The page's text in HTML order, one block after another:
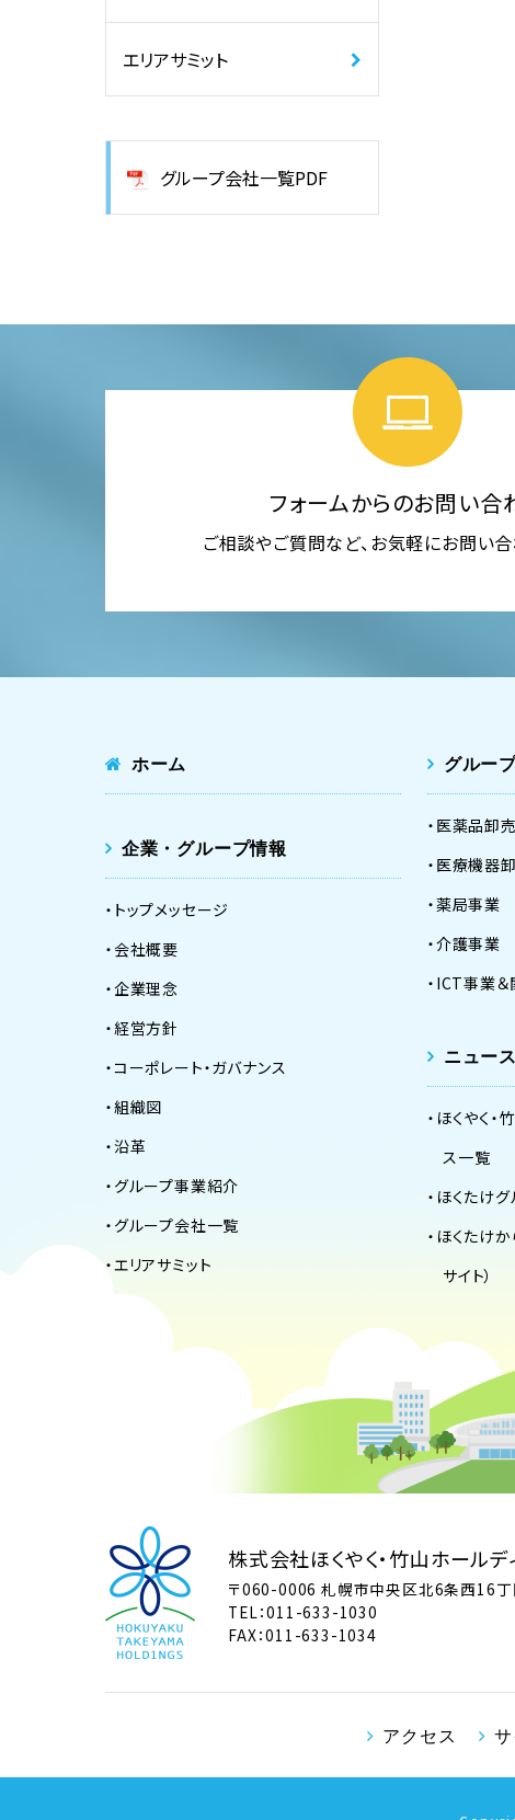
エリアサミット
グループ会社一覧PDF
フォームからのお問い合
ご相談やご質問など、お気軽にお問い
ホーム
企業・グループ情報
トップメッセージ
会社概要
企業理念
経営方針
コーポレート・ガバナンス
組織図
沿革
グループ事業紹介
グループ会社一覧
エリアサミット
グルー
医薬品卸
医療機器
薬局事業
介護事業
ICT事業＆
ニュー
ほくやく
ス一覧
ほくたけ
ほくたけか
サイト）
株式会社ほくやく・竹山ホールデ
〒060-0006 札幌市中央区北6条西16
TEL：011-633-1030
FAX：011-633-1034
アクセス